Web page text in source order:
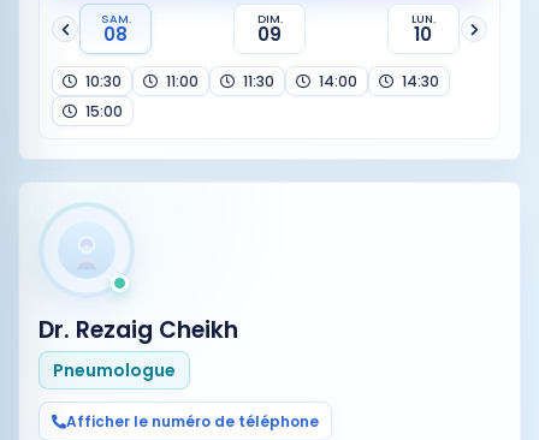
SAM.
08
DIM.
09
LUN.
10
10:30 11:00 11:30 14:00
14:30
15:00
Dr. Rezaig Cheikh
Pneumologue
Afficher le numéro de téléphone